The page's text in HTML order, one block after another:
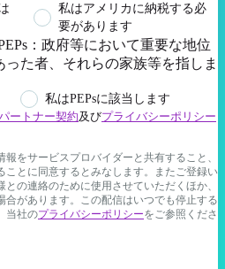
私はアメリカに納税する必
要があります
：政府等において重要な地位
た者、それらの家族等を指しま
私はPEPsに該当します
ートナー契約及びプライバシーポリシー
をサービスプロバイダーと共有すること、
ことに同意するとみなします。またご登録い
の連絡のために使用させていただくほか、
合があります。この配信はいつでも停止する
当社のプライバシーポリシーをご参照くださ